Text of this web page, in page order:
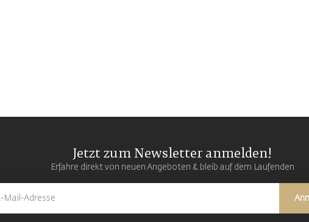
Jetzt zum Newsletter anmelden!
Erfahre direkt von neuen Angeboten & bleib auf dem Laufenden